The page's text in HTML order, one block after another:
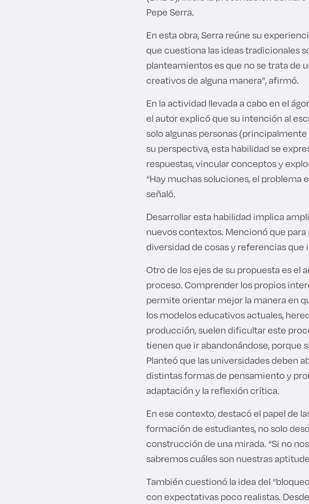
Pepe Serra.
En esta obra, Serra reúne su
que cuestiona las ideas tradicionales
planteamientos es que no se trata de
creativos de alguna manera”, afirmó.
En la actividad llevada a cabo en el
el autor explicó que su intención al
solo algunas personas
su perspectiva, esta habilidad se
respuestas, vincular conceptos y
“Hay muchas soluciones, el
señaló.
Desarrollar esta habilidad implica
nuevos contextos. Mencionó que
diversidad de cosas y referencias
Otro de los ejes de su propuesta es
proceso. Comprender los propios
permite orientar mejor la manera en
los modelos educativos actuales,
producción, suelen dificultar este
tienen que ir abandonándose, porque
Planteó que las universidades deben
distintas formas de pensamiento y
adaptación y la reflexión crítica.
En ese contexto, destacó el papel de
formación de estudiantes, no solo
construcción de una mirada. “Si no
sabremos cuáles son nuestras
También cuestionó la idea del
con expectativas poco realistas.